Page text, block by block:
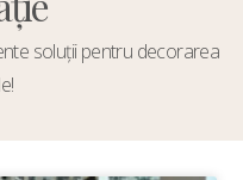
soluții pentru decorarea